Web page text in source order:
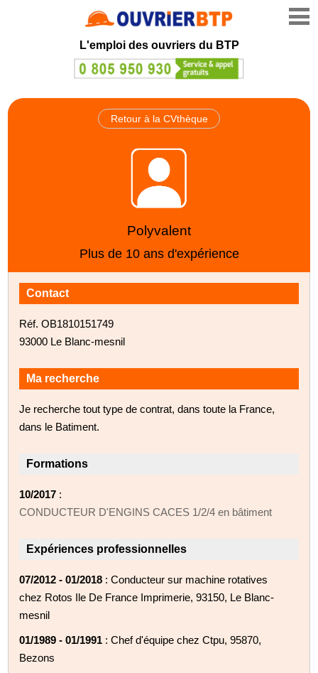
L'emploi des ouvriers du BTP
Retour à la CVthèque
Polyvalent
Plus de 10 ans d'expérience
Contact
Réf. OB1810151749
93000 Le Blanc-mesnil
Ma recherche
Je recherche tout type de contrat, dans toute la France,
dans le Batiment.
Formations
10/2017 :
CONDUCTEUR D'ENGINS CACES 1/2/4 en bâtiment
Expériences professionnelles
07/2012 - 01/2018 : Conducteur sur machine rotatives
chez Rotos Ile De France Imprimerie, 93150, Le Blanc-
mesnil
01/1989 - 01/1991 : Chef d'équipe chez Ctpu, 95870,
Bezons